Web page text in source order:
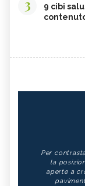
3
9 cibi
Per
la
aperte a